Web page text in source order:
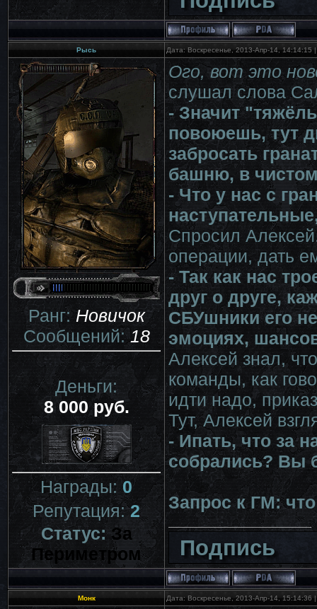
Рысь Дата: Воскресенье, 2013-Апр-14,
Ранг:Новичок
Сообщений:18
Деньги:
8 000 руб.
Награды:0
Репутация:2
Статус:За
Периметром
Ого, вот это
слушал слова
- Значит
повоюешь, тут
забросать
башню, в
- Что у нас с
Спросил
операции, дать
- Так как нас
друг о друге,
СБУшники его
эмоциях,
Алексей знал,
команды, как
идти надо,
Тут, Алексей
- Ипать, что за
собрались? Вы
Запрос к ГМ:
Подпись
Монк Дата: Воскресенье, 2013-Апр-14,